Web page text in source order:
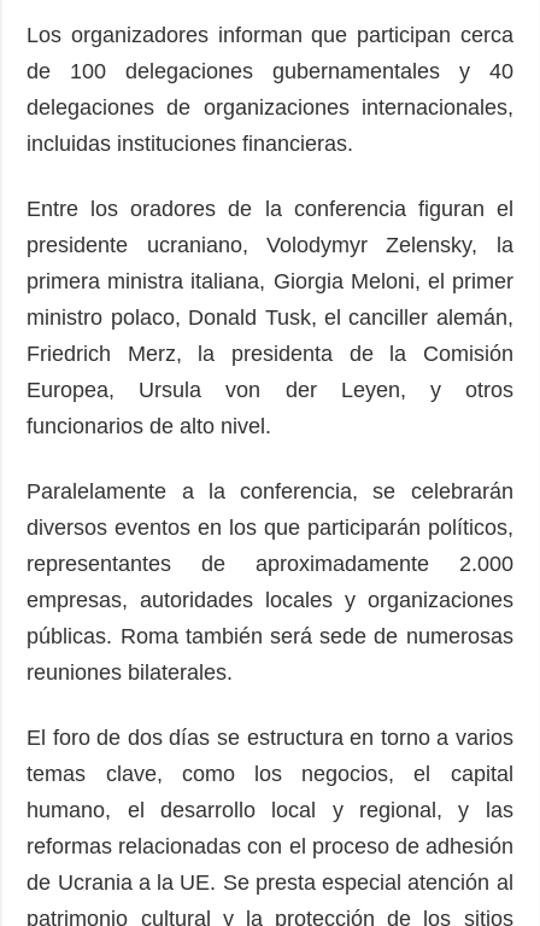
Los organizadores informan que participan cerca
de 100 delegaciones gubernamentales y 40
delegaciones de organizaciones internacionales,
incluidas instituciones financieras.
Entre los oradores de la conferencia figuran el
presidente ucraniano, Volodymyr Zelensky, la
primera ministra italiana, Giorgia Meloni, el primer
ministro polaco, Donald Tusk, el canciller alemán,
Friedrich Merz, la presidenta de la Comisión
Europea, Ursula von der Leyen, y otros
funcionarios de alto nivel.
Paralelamente a la conferencia, se celebrarán
diversos eventos en los que participarán políticos,
representantes de aproximadamente 2.000
empresas, autoridades locales y organizaciones
públicas. Roma también será sede de numerosas
reuniones bilaterales.
El foro de dos días se estructura en torno a varios
temas clave, como los negocios, el capital
humano, el desarrollo local y regional, y las
reformas relacionadas con el proceso de adhesión
de Ucrania a la UE. Se presta especial atención al
patrimonio cultural y la protección de los sitios